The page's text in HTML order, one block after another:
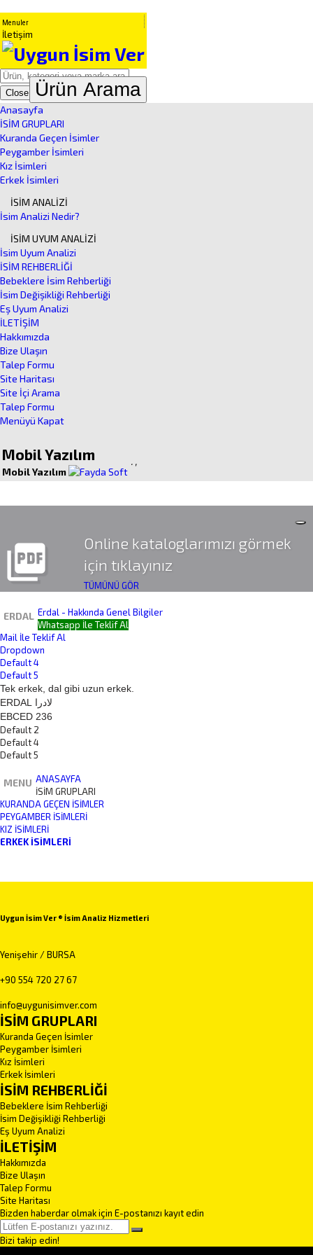
Menuler
İletişim
Close Ürün Arama
Anasayfa
İSİM GRUPLARI
Kuranda Geçen İsimler
Peygamber İsimleri
Kız İsimleri
Erkek İsimleri
İSİM ANALİZİ
İsim Analizi Nedir?
İSİM UYUM ANALİZİ
İsim Uyum Analizi
İSİM REHBERLİĞİ
Bebeklere İsim Rehberliği
İsim Değişikliği Rehberliği
Eş Uyum Analizi
İLETİŞİM
Hakkımızda
Bize Ulaşın
Talep Formu
Site Haritası
Site İçi Arama
Talep Formu
Menüyü Kapat
Mobil Yazılım
Mobil Yazılım
. ,
picture_as_pdf
Online kataloglarımızı görmek
için tıklayınız
TÜMÜNÜ GÖR
ERDAL Erdal - Hakkında Genel Bilgiler
Whatsapp İle Teklif Al
Mail İle Teklif Al
Dropdown
Default 4
Default 5
Tek erkek, dal gibi uzun erkek.
ERDAL لادرا
EBCED 236
Default 2
Default 4
Default 5
MENU ANASAYFA
İSİM GRUPLARI
KURANDA GEÇEN İSIMLER
PEYGAMBER İSIMLERI
KIZ İSIMLERI
ERKEK İSIMLERI
Uygun İsim Ver ® İsim Analiz Hizmetleri
Yenişehir / BURSA
+90 554 720 27 67
info@uygunisimver.com
İSİM GRUPLARI
Kuranda Geçen İsimler
Peygamber İsimleri
Kız İsimleri
Erkek İsimleri
İSİM REHBERLİĞİ
Bebeklere İsim Rehberliği
İsim Değişikliği Rehberliği
Eş Uyum Analizi
İLETİŞİM
Hakkımızda
Bize Ulaşın
Talep Formu
Site Haritası
Bizden haberdar olmak için E-postanızı kayıt edin
Bizi takip edin!